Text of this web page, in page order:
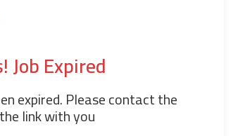
Job Expired
expired. Please contact the
link with you.